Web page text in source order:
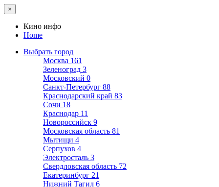
×
Кино инфо
Home
Выбрать город
Москва 161
Зеленоград 3
Московский 0
Санкт-Петербург 88
Краснодарский край 83
Сочи 18
Краснодар 11
Новороссийск 9
Московская область 81
Мытищи 4
Серпухов 4
Электросталь 3
Свердловская область 72
Екатеринбург 21
Нижний Тагил 6